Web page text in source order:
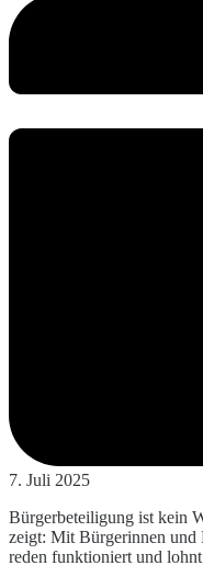
7. Juli 2025
Bürgerbeteiligung ist kein
zeigt: Mit Bürgerinnen und
reden funktioniert und